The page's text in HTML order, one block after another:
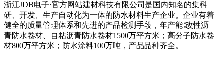
浙江JDB电子·官方网站建材科技有限公司是国内知名的集科
研、开发、生产自动化为一体的防水材料生产企业。企业有着
健全的质量管理体系和先进的产品检测手段，年产能∶改性沥
青防水卷材、自粘沥青防水卷材1500万平方米；高分子防水卷
材800万平方米；防水涂料100万吨，产品品种齐全。